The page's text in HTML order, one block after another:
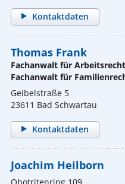
Kontaktdaten
Thomas Frank
Fachanwalt für Arbeitsrecht
Fachanwalt für
Geibelstraße 5
23611 Bad Schwartau
Kontaktdaten
Joachim Heilborn